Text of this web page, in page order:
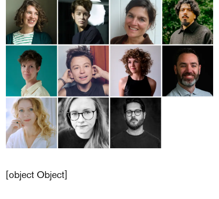
Vacatures
Contact
Schrijf je in voor de nieuwsbrief
[object Object]